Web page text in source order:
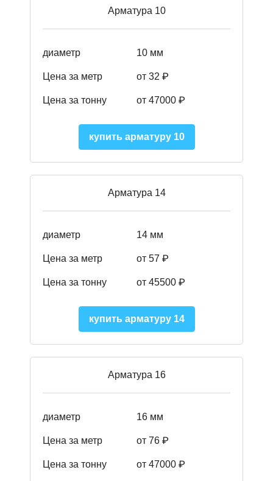
Арматура 10
диаметр 10 мм
Цена за метр от 32 ₽
Цена за тонну от 47000 ₽
купить арматуру 10
Арматура 14
диаметр 14 мм
Цена за метр от 57 ₽
Цена за тонну от 45500 ₽
купить арматуру 14
Арматура 16
диаметр 16 мм
Цена за метр от 76 ₽
Цена за тонну от 47000 ₽